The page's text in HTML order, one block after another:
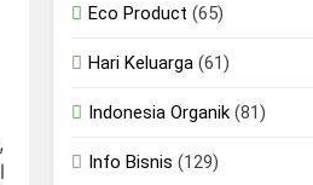
Eco Product (65)
Hari Keluarga (61)
Indonesia Organik (81)
Info Bisnis (129)